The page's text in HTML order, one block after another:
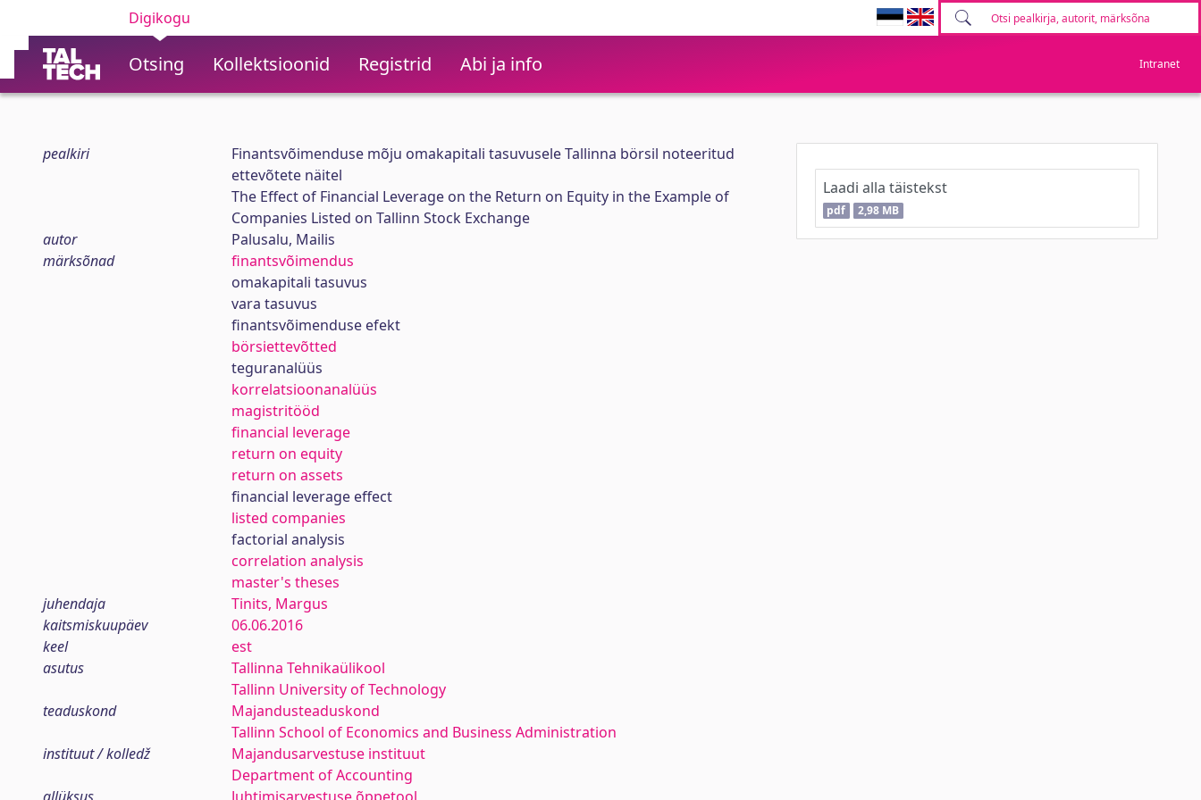
Digikogu
Otsing Kollektsioonid Registrid Abi ja info Intranet
pealkiri
Finantsvõimenduse mõju omakapitali tasuvusele Tallinna börsil noteeritud
ettevõtete näitel
The Effect of Financial Leverage on the Return on Equity in the Example of
Companies Listed on Tallinn Stock Exchange
autor
Palusalu, Mailis
märksõnad
finantsvõimendus
omakapitali tasuvus
vara tasuvus
finantsvõimenduse efekt
börsiettevõtted
teguranalüüs
korrelatsioonanalüüs
magistritööd
financial leverage
return on equity
return on assets
financial leverage effect
listed companies
factorial analysis
correlation analysis
master's theses
juhendaja
Tinits, Margus
kaitsmiskuupäev
06.06.2016
keel
est
asutus
Tallinna Tehnikaülikool
Tallinn University of Technology
teaduskond
Majandusteaduskond
Tallinn School of Economics and Business Administration
instituut / kolledž
Majandusarvestuse instituut
Department of Accounting
Laadi alla täistekst
pdf 2,98 MB